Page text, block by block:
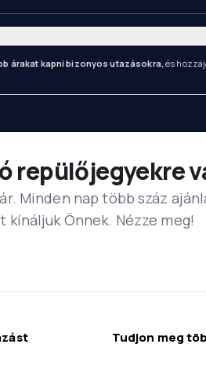
árakat kapni bizonyos utazásokra, és
repülőjegyekre
Minden nap több száz
kínáljuk Önnek. Nézze meg!
Tudjon meg